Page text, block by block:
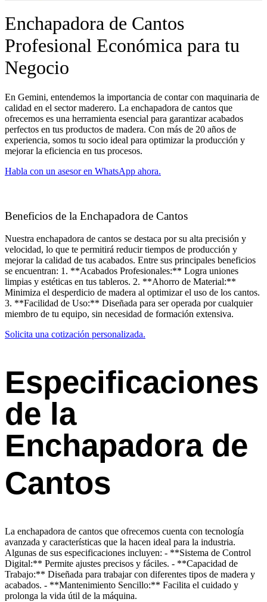
Enchapadora de Cantos
Profesional Económica para tu
Negocio
En Gemini, entendemos la importancia de contar con maquinaria de
calidad en el sector maderero. La enchapadora de cantos que
ofrecemos es una herramienta esencial para garantizar acabados
perfectos en tus productos de madera. Con más de 20 años de
experiencia, somos tu socio ideal para optimizar la producción y
mejorar la eficiencia en tus procesos.
Habla con un asesor en WhatsApp ahora.
Beneficios de la Enchapadora de Cantos
Nuestra enchapadora de cantos se destaca por su alta precisión y
velocidad, lo que te permitirá reducir tiempos de producción y
mejorar la calidad de tus acabados. Entre sus principales beneficios
se encuentran: 1. **Acabados Profesionales:** Logra uniones
limpias y estéticas en tus tableros. 2. **Ahorro de Material:**
Minimiza el desperdicio de madera al optimizar el uso de los cantos.
3. **Facilidad de Uso:** Diseñada para ser operada por cualquier
miembro de tu equipo, sin necesidad de formación extensiva.
Solicita una cotización personalizada.
Especificaciones
de la
Enchapadora de
Cantos
La enchapadora de cantos que ofrecemos cuenta con tecnología
avanzada y características que la hacen ideal para la industria.
Algunas de sus especificaciones incluyen: - **Sistema de Control
Digital:** Permite ajustes precisos y fáciles. - **Capacidad de
Trabajo:** Diseñada para trabajar con diferentes tipos de madera y
acabados. - **Mantenimiento Sencillo:** Facilita el cuidado y
prolonga la vida útil de la máquina.